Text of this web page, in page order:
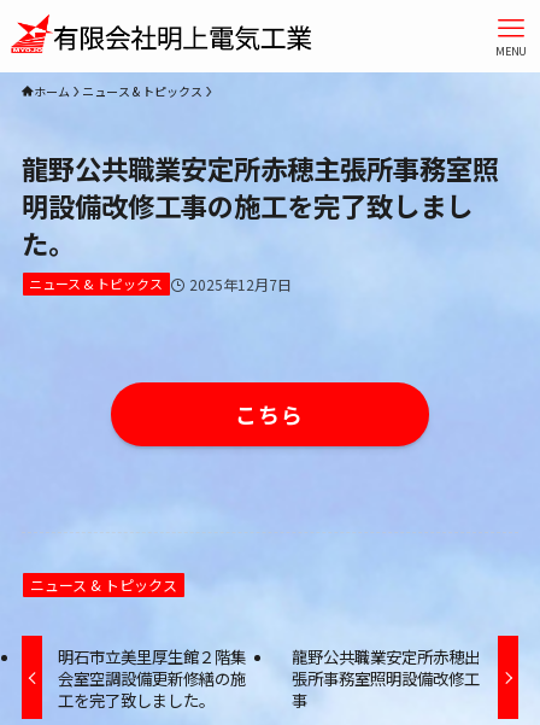
MENU
ホーム ニュース & トピックス
龍野公共職業安定所赤穂主張所事務室照
明設備改修工事の施工を完了致しまし
た。
ニュース & トピックス 2025年12月7日
こちら
ニュース & トピックス
明石市立美里厚生館２階集
会室空調設備更新修繕の施
工を完了致しました。
龍野公共職業安定所赤穂出
張所事務室照明設備改修工
事